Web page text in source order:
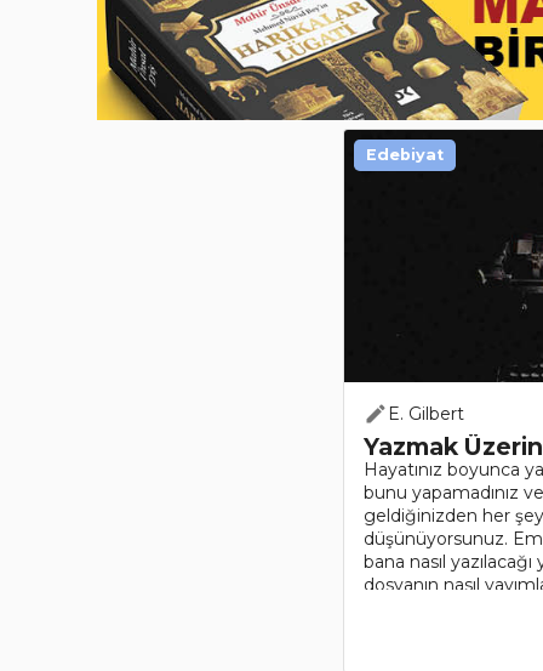
E. Gilbert
Yazmak
Hayatınız boyunca
bunu yapamadınız
geldiğinizden her
düşünüyorsunuz.
bana nasıl
dosyanın nasıl
Edebiyat